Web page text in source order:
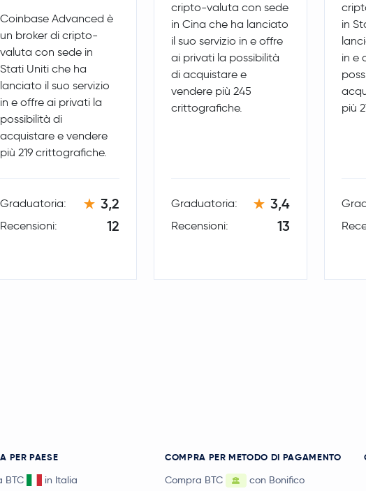
Coinbase Advanced è
un broker di cripto-
valuta con sede in
Stati Uniti che ha
lanciato il suo servizio
in e offre ai privati la
possibilità di
acquistare e vendere
più 219 crittografiche.
Graduatoria: 3,2
Recensioni: 12
cripto-valuta con sede
in Cina che ha lanciato
il suo servizio in e offre
ai privati la possibilità
di acquistare e
vendere più 245
crittografiche.
Graduatoria: 3,4
Recensioni: 13
in
in e
più
PER PAESE
BTC in Italia
COMPRA PER METODO DI PAGAMENTO
Compra BTC con Bonifico